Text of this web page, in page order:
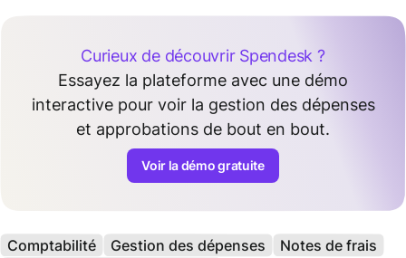
Curieux de découvrir Spendesk ?
Essayez la plateforme avec une démo
interactive pour voir la gestion des dépenses
et approbations de bout en bout.
Voir la démo gratuite
Comptabilité Gestion des dépenses
Notes de frais